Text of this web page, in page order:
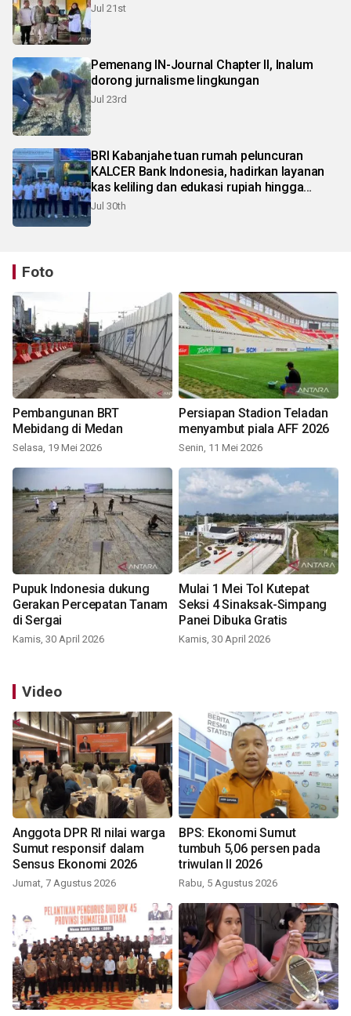
Jul 21st
Pemenang IN-Journal Chapter II, Inalum
dorong jurnalisme lingkungan
Jul 23rd
BRI Kabanjahe tuan rumah peluncuran
KALCER Bank Indonesia, hadirkan layanan
kas keliling dan edukasi rupiah hingga
pelosok Karo
Jul 30th
Foto
Pembangunan BRT
Mebidang di Medan
Selasa, 19 Mei 2026
Persiapan Stadion Teladan
menyambut piala AFF 2026
Senin, 11 Mei 2026
Pupuk Indonesia dukung
Gerakan Percepatan Tanam
di Sergai
Kamis, 30 April 2026
Mulai 1 Mei Tol Kutepat
Seksi 4 Sinaksak-Simpang
Panei Dibuka Gratis
Kamis, 30 April 2026
Video
Anggota DPR RI nilai warga
Sumut responsif dalam
Sensus Ekonomi 2026
Jumat, 7 Agustus 2026
BPS: Ekonomi Sumut
tumbuh 5,06 persen pada
triwulan II 2026
Rabu, 5 Agustus 2026